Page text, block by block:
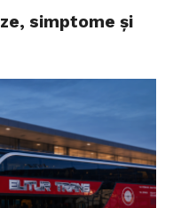
simptome și